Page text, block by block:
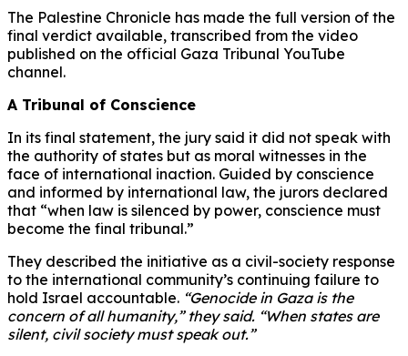
The Palestine Chronicle has made the full version of the
final verdict available, transcribed from the video
published on the official Gaza Tribunal YouTube
channel.
A Tribunal of Conscience
In its final statement, the jury said it did not speak with
the authority of states but as moral witnesses in the
face of international inaction. Guided by conscience
and informed by international law, the jurors declared
that “when law is silenced by power, conscience must
become the final tribunal.”
They described the initiative as a civil-society response
to the international community’s continuing failure to
hold Israel accountable. “Genocide in Gaza is the
concern of all humanity,” they said. “When states are
silent, civil society must speak out.”